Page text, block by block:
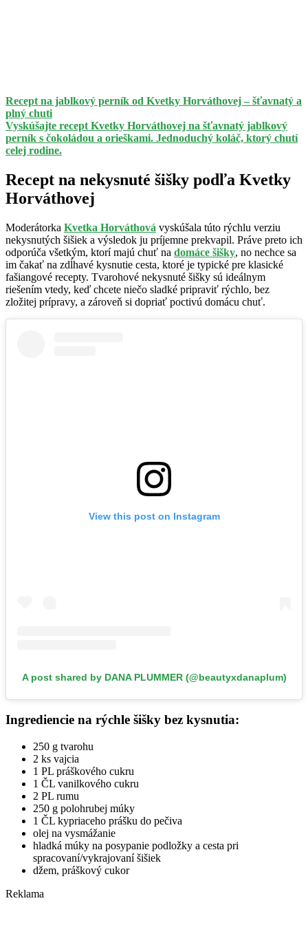
Recept na jablkový perník od Kvetky Horváthovej – šťavnatý a
plný chuti
Vyskúšajte recept Kvetky Horváthovej na šťavnatý jablkový
perník s čokoládou a orieškami. Jednoduchý koláč, ktorý chutí
celej rodine.
Recept na nekysnuté šišky podľa Kvetky
Horváthovej
Moderátorka Kvetka Horváthová vyskúšala túto rýchlu verziu
nekysnutých šišiek a výsledok ju príjemne prekvapil. Práve preto ich
odporúča všetkým, ktorí majú chuť na domáce šišky, no nechce sa
im čakať na zdĺhavé kysnutie cesta, ktoré je typické pre klasické
fašiangové recepty. Tvarohové nekysnuté šišky sú ideálnym
riešením vtedy, keď chcete niečo sladké pripraviť rýchlo, bez
zložitej prípravy, a zároveň si dopriať poctivú domácu chuť.
View this post on Instagram
A post shared by DANA PLUMMER (@beautyxdanaplum)
Ingrediencie na rýchle šišky bez kysnutia:
250 g tvarohu
2 ks vajcia
1 PL práškového cukru
1 ČL vanilkového cukru
2 PL rumu
250 g polohrubej múky
1 ČL kypriaceho prášku do pečiva
olej na vysmážanie
hladká múky na posypanie podložky a cesta pri
spracovaní/vykrajovaní šišiek
džem, práškový cukor
Reklama